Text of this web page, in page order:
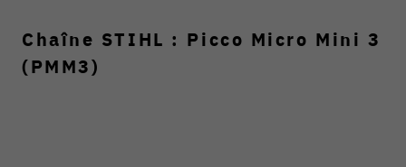
Chaîne STIHL : Picco Micro Mini 3
(PMM3)